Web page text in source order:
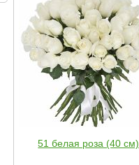
51 белая роза (40 см)